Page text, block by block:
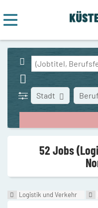
Stadt
52 Jobs
Logistik und Verkehr